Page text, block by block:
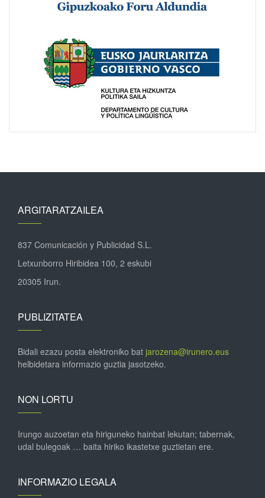
ARGITARATZAILEA
837 Comunicación y Publicidad S.L.
Letxunborro Hiribidea 100, 2 eskubi
20305 Irun.
PUBLIZITATEA
Bidali ezazu posta elektroniko bat jarozena@irunero.eus
helbidetara informazio guztia jasotzeko.
NON LORTU
Irungo auzoetan eta hiriguneko hainbat lekutan; tabernak,
udal bulegoak … baita hiriko ikastetxe guztietan ere.
INFORMAZIO LEGALA